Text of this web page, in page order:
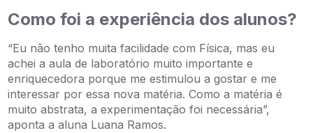
Como foi a experiência dos alunos?
“Eu não tenho muita facilidade com Física, mas eu
achei a aula de laboratório muito importante e
enriquecedora porque me estimulou a gostar e me
interessar por essa nova matéria. Como a matéria é
muito abstrata, a experimentação foi necessária”,
aponta a aluna Luana Ramos.